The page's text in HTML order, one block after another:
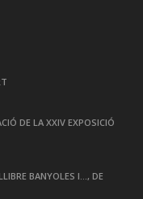
DE LA XXIV EXPOSICIÓ
BANYOLES I…, DE